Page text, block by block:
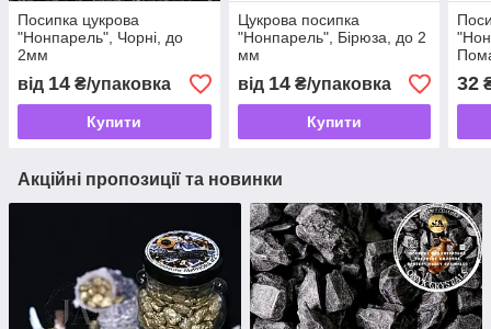
Посипка цукрова
"Нонпарель", Чорні, до
2мм
від 14 ₴/упаковка
Купити
Цукрова посипка
"Нонпарель", Бірюза, до 2
мм
від 14₴/упаковка
Купити
50г
32
Акційні пропозиції та новинки